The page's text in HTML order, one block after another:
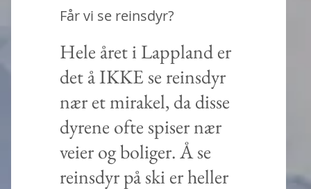
Får vi se reinsdyr?
Hele året i Lappland er
det å IKKE se reinsdyr
nær et mirakel, da disse
dyrene ofte spiser nær
veier og boliger. Å se
reinsdyr på ski er heller